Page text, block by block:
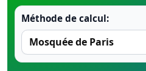
Méthode de calcul: